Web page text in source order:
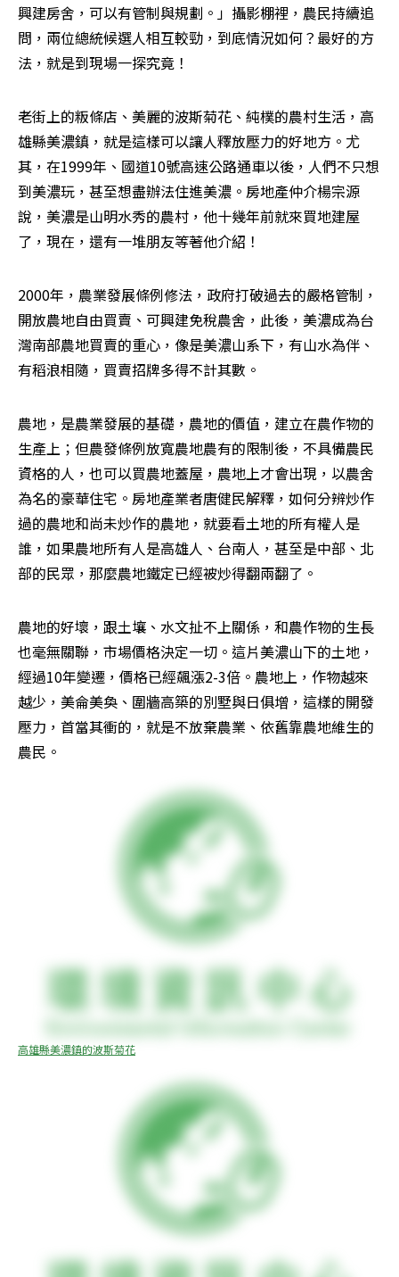
興建房舍，可以有管制與規劃。」攝影棚裡，農民持續追
問，兩位總統候選人相互較勁，到底情況如何？最好的方
法，就是到現場一探究竟！
老街上的粄條店、美麗的波斯菊花、純樸的農村生活，高
雄縣美濃鎮，就是這樣可以讓人釋放壓力的好地方。尤
其，在1999年、國道10號高速公路通車以後，人們不只想
到美濃玩，甚至想盡辦法住進美濃。房地產仲介楊宗源
說，美濃是山明水秀的農村，他十幾年前就來買地建屋
了，現在，還有一堆朋友等著他介紹！
2000年，農業發展條例修法，政府打破過去的嚴格管制，
開放農地自由買賣、可興建免稅農舍，此後，美濃成為台
灣南部農地買賣的重心，像是美濃山系下，有山水為伴、
有稻浪相隨，買賣招牌多得不計其數。
農地，是農業發展的基礎，農地的價值，建立在農作物的
生產上；但農發條例放寬農地農有的限制後，不具備農民
資格的人，也可以買農地蓋屋，農地上才會出現，以農舍
為名的豪華住宅。房地產業者唐健民解釋，如何分辨炒作
過的農地和尚未炒作的農地，就要看土地的所有權人是
誰，如果農地所有人是高雄人、台南人，甚至是中部、北
部的民眾，那麼農地鐵定已經被炒得翻兩翻了。
農地的好壞，跟土壤、水文扯不上關係，和農作物的生長
也毫無關聯，市場價格決定一切。這片美濃山下的土地，
經過10年變遷，價格已經飆漲2-3倍。農地上，作物越來
越少，美侖美奐、圍牆高築的別墅與日俱增，這樣的開發
壓力，首當其衝的，就是不放棄農業、依舊靠農地維生的
農民。
高雄縣美濃鎮的波斯菊花